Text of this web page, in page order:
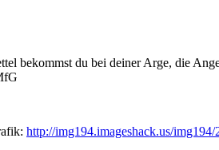
bekommst du bei deiner Arge, die
http://img194.imageshack.us/